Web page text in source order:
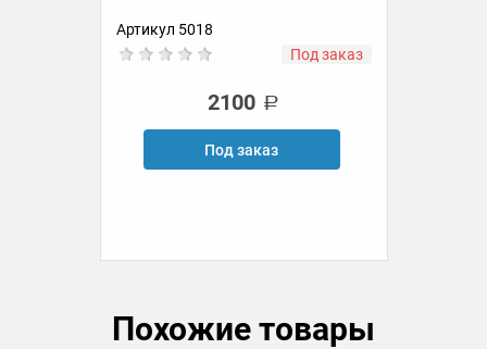
Артикул 5018
Под заказ
2100
Под заказ
Похожие товары